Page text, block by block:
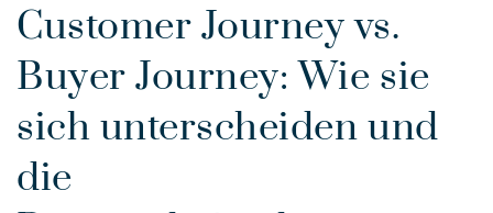
Customer Journey vs.
Buyer Journey: Wie sie
sich unterscheiden und
die